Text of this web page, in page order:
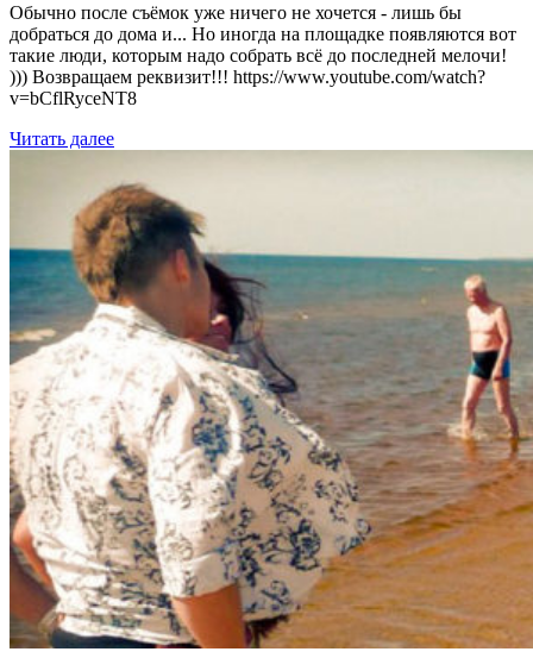
Обычно после съёмок уже ничего не хочется - лишь бы
добраться до дома и... Но иногда на площадке появляются вот
такие люди, которым надо собрать всё до последней мелочи!
))) Возвращаем реквизит!!! https://www.youtube.com/watch?
v=bCflRyceNT8
Читать далее